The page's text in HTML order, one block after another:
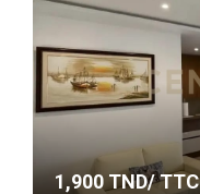
1,900TND/ TTC